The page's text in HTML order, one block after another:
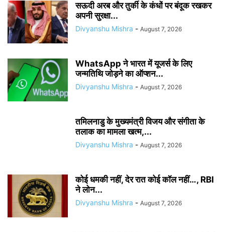
सऊदी अरब और तुर्की के कंधों पर बंदूक रखकर
अपनी सुरक्षा...
Divyanshu Mishra - August 7, 2026
WhatsApp ने भारत में यूजर्स के लिए
जन्मतिथि जोड़ने का ऑप्शन...
Divyanshu Mishra - August 7, 2026
तमिलनाडु के मुख्यमंत्री विजय और संगीता के
तलाक का मामला खत्म,...
Divyanshu Mishra - August 7, 2026
कोई धमकी नहीं, देर रात कोई कॉल नहीं…, RBI
ने लोन...
Divyanshu Mishra - August 7, 2026